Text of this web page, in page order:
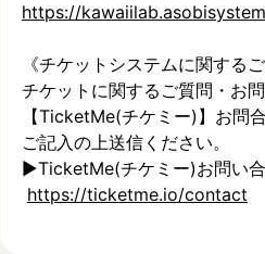
https://
《チケットシステムに関するご
チケットに関するご質問・お
【TicketMe(チケミー)】お問
ご記入の上送信ください。
▶︎TicketMe(チケミー)お問い
https://ticketme.io/contact